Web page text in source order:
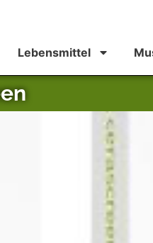
Lebensmittel